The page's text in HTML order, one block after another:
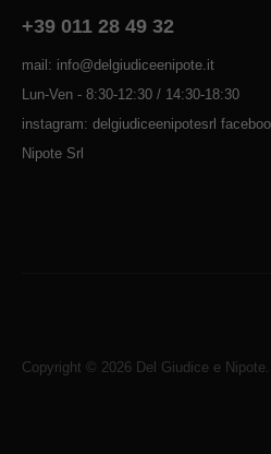
+39 011 28 49 32
mail: info@delgiudiceenipote.it
Lun-Ven - 8:30-12:30 / 14:30-18:30
instagram: delgiudiceenipotesrl
Nipote Srl
Copyright © 2026 Del Giudice e